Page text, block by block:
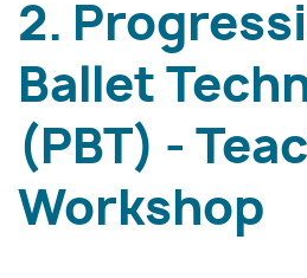
2.
Ballet
(PBT) -
Workshop